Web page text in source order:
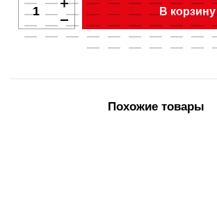
В корзину
Похожие товары